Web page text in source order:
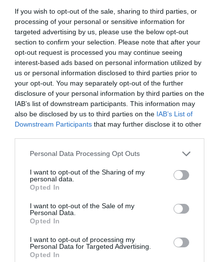
If you wish to opt-out of the sale, sharing to third parties, or
processing of your personal or sensitive information for
targeted advertising by us, please use the below opt-out
section to confirm your selection. Please note that after your
opt-out request is processed you may continue seeing
interest-based ads based on personal information utilized by
us or personal information disclosed to third parties prior to
your opt-out. You may separately opt-out of the further
disclosure of your personal information by third parties on the
IAB’s list of downstream participants. This information may
also be disclosed by us to third parties on the IAB’s List of
Downstream Participants that may further disclose it to other
Personal Data Processing Opt Outs
I want to opt-out of the Sharing of my
personal data.
Opted In
I want to opt-out of the Sale of my
Personal Data.
Opted In
I want to opt-out of processing my
Personal Data for Targeted Advertising.
Opted In
Mokslininkai sukūrė pirmąjį 3-D
žmogaus genomo žemėlapį
„Toshiba“ sukūrė spausdinimo
sistemą su išsitrinančiais dažais
Atidarytas IBM serverių
perdirbimo centras
Nauja Transporto departamento
ryšio sistema padeda
automobiliams nesusidurti
Žvaigždė pasidabinusi nematomu šydu
Medžiai gali sumažinti cunamio
daromą žalą
Fotonų ir plazmonų sąveika
šviesą
Panašiai kaip fotonai, kurie yra šviesos bangos, plazmonai yra
virpesiai – laisvų elektronų kietame kūne virpesiai. Jei tokie virpesiai
metalų sandūroje, tai atsiranda vadinamieji paviršiniai plazmonai.
plazmonai suteikia galimybę valdyti bei perduoti šviesą